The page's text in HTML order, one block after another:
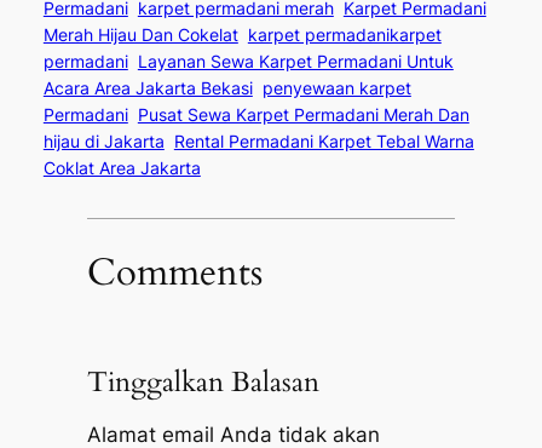
Permadani karpet permadani merah Karpet Permadani
Merah Hijau Dan Cokelat karpet permadanikarpet
permadani Layanan Sewa Karpet Permadani Untuk
Acara Area Jakarta Bekasi penyewaan karpet
Permadani Pusat Sewa Karpet Permadani Merah Dan
hijau di Jakarta Rental Permadani Karpet Tebal Warna
Coklat Area Jakarta
Comments
Tinggalkan Balasan
Alamat email Anda tidak akan